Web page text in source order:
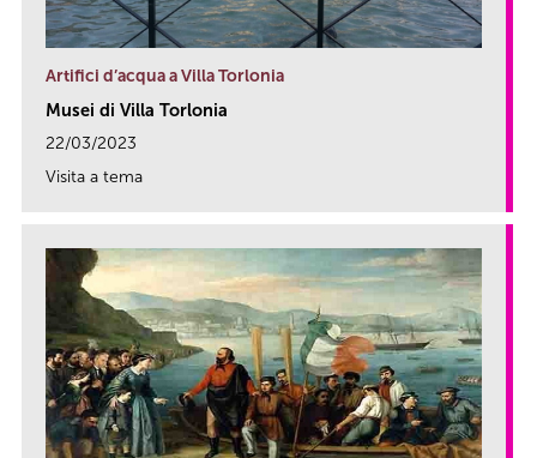
Artifici d’acqua a Villa Torlonia
Musei di Villa Torlonia
22/03/2023
Visita a tema